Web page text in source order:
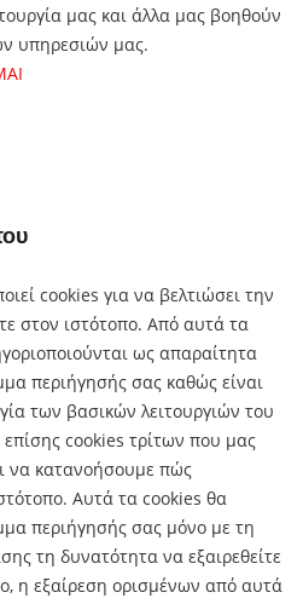
μας και άλλα μας βοηθούν
υπηρεσιών μας.
cookies για να βελτιώσει την
στον ιστότοπο. Από αυτά τα
ως απαραίτητα
περιήγησής σας καθώς είναι
των βασικών λειτουργιών του
cookies τρίτων που μας
να κατανοήσουμε πώς
Αυτά τα cookies θα
περιήγησής σας μόνο με τη
τη δυνατότητα να εξαιρεθείτε
η εξαίρεση ορισμένων από αυτά